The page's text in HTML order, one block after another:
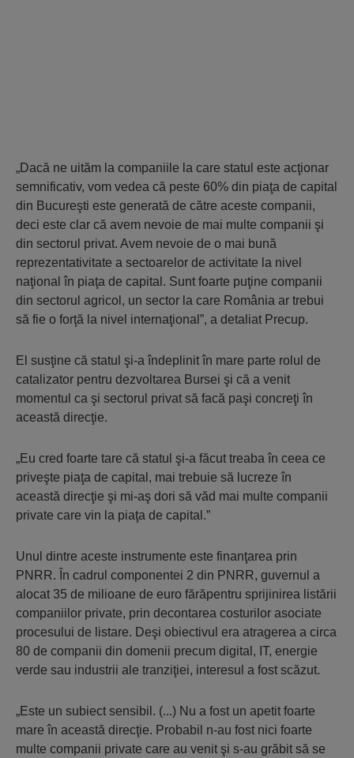
„Dacă ne uităm la companiile la care statul este acţionar
semnificativ, vom vedea că peste 60% din piaţa de capital
din Bucureşti este generată de către aceste companii,
deci este clar că avem nevoie de mai multe companii şi
din sectorul privat. Avem nevoie de o mai bună
reprezentativitate a sectoarelor de activitate la nivel
naţional în piaţa de capital. Sunt foarte puţine companii
din sectorul agricol, un sector la care România ar trebui
să fie o forţă la nivel internaţional”, a detaliat Precup.
El susţine că statul şi-a îndeplinit în mare parte rolul de
catalizator pentru dezvoltarea Bursei şi că a venit
momentul ca şi sectorul privat să facă paşi concreţi în
această direcţie.
„Eu cred foarte tare că statul şi-a făcut treaba în ceea ce
priveşte piaţa de capital, mai trebuie să lucreze în
această direcţie şi mi-aş dori să văd mai multe companii
private care vin la piaţa de capital.”
Unul dintre aceste instrumente este finanţarea prin
PNRR. În cadrul componentei 2 din PNRR, guvernul a
alocat 35 de milioane de euro fărăpentru sprijinirea listării
companiilor private, prin decontarea costurilor asociate
procesului de listare. Deşi obiectivul era atragerea a circa
80 de companii din domenii precum digital, IT, energie
verde sau industrii ale tranziţiei, interesul a fost scăzut.
„Este un subiect sensibil. (...) Nu a fost un apetit foarte
mare în această direcţie. Probabil n-au fost nici foarte
multe companii private care au venit şi s-au grăbit să se